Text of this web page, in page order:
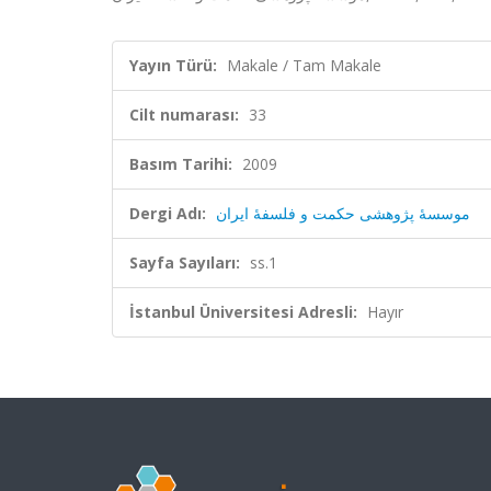
Yayın Türü: Makale / Tam Makale
Cilt numarası: 33
Basım Tarihi: 2009
Dergi Adı: موسسۀ پژوهشی حکمت و فلسفۀ ایران
Sayfa Sayıları: ss.1
İstanbul Üniversitesi Adresli: Hayır